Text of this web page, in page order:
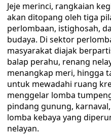
Jeje merinci, rangkaian
akan ditopang oleh tiga
perlombaan, istighosah,
budaya. ​Di sektor
masyarakat diajak
balap perahu, renang
menangkap meri, hingga
untuk mewadahi ruang
menggelar lomba
pindang gunung,
lomba kebaya yang
nelayan.